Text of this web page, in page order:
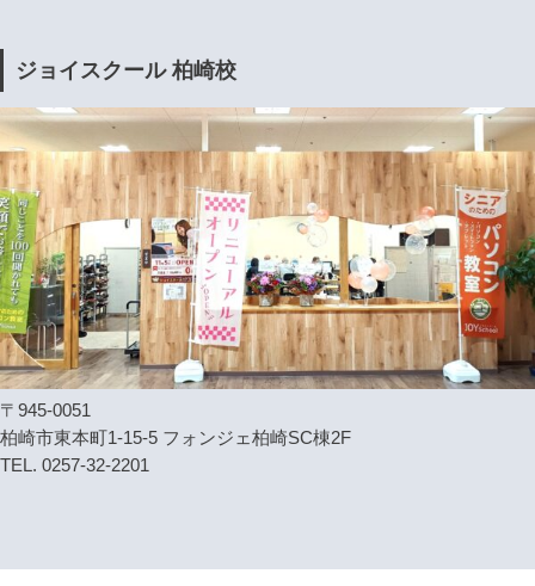
ジョイスクール 柏崎校
〒945-0051
柏崎市東本町1-15-5 フォンジェ柏崎SC棟2F
TEL. 0257-32-2201